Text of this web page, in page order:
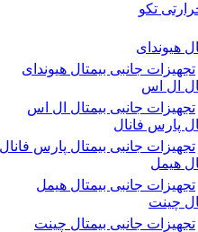
تکو
هیوندای
تجهیزات جانبی بیمتال هیوندای
ال اس
تجهیزات جانبی بیمتال ال اس
پارس فانال
تجهیزات جانبی بیمتال پارس فانال
هیمل
تجهیزات جانبی بیمتال هیمل
چینت
تجهیزات جانبی بیمتال چینت